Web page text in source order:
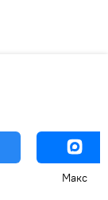
Макс